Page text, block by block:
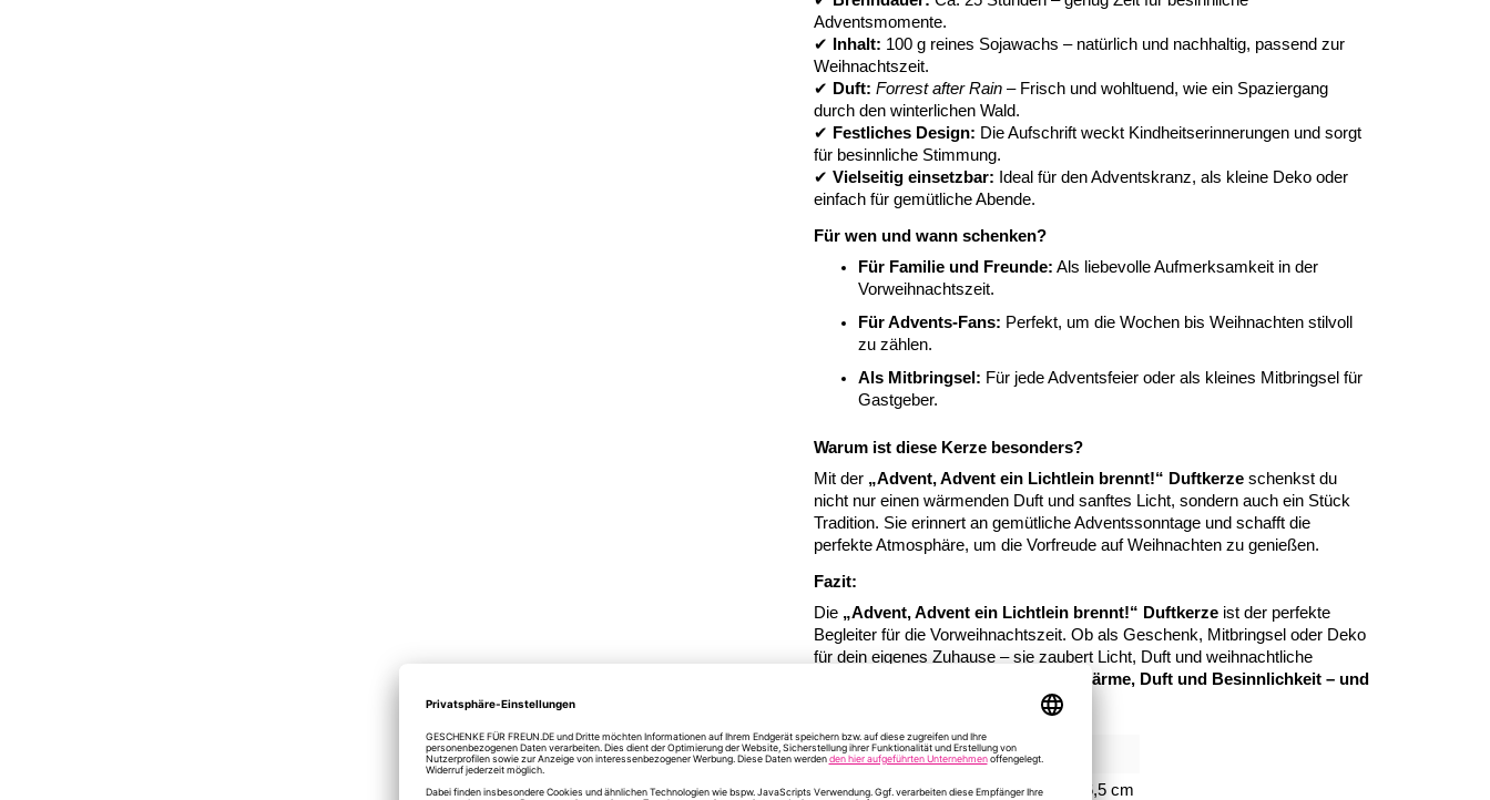
Adventsmomente.
✔
Inhalt: 100 g reines Sojawachs – natürlich und nachhaltig, passend zur
Weihnachtszeit.
✔ Duft: Forrest after Rain – Frisch und wohltuend, wie ein Spaziergang
durch den winterlichen Wald.
✔ Festliches Design: Die Aufschrift weckt Kindheitserinnerungen und sorgt
für besinnliche Stimmung.
✔ Vielseitig einsetzbar: Ideal für den Adventskranz, als kleine Deko oder
einfach für gemütliche Abende.
Für wen und wann schenken?
Für Familie und Freunde: Als liebevolle Aufmerksamkeit in der
Vorweihnachtszeit.
Für Advents-Fans: Perfekt, um die Wochen bis Weihnachten stilvoll
zu zählen.
Als Mitbringsel: Für jede Adventsfeier oder als kleines Mitbringsel für
Gastgeber.
Warum ist diese Kerze besonders?
Mit der „Advent, Advent ein Lichtlein brennt!“ Duftkerze schenkst du
nicht nur einen wärmenden Duft und sanftes Licht, sondern auch ein Stück
Tradition. Sie erinnert an gemütliche Adventssonntage und schafft die
perfekte Atmosphäre, um die Vorfreude auf Weihnachten zu genießen.
Fazit:
Die „Advent, Advent ein Lichtlein brennt!“ Duftkerze ist der perfekte
Begleiter für die Vorweihnachtszeit. Ob als Geschenk, Mitbringsel oder Deko
für dein eigenes Zuhause – sie zaubert Licht, Duft und weihnachtliche
Schenke Wärme, Duft und Besinnlichkeit – und
mach den Advent noch schöner!
Mehr
Informationen
Artikelnummer 18756
Format/Größe ø 6,5 cm, Höhe 6,5 cm